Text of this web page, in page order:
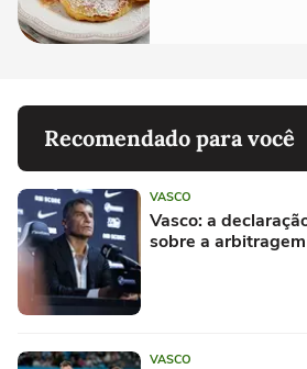
Recomendado para você
VASCO
Vasco: a
sobre a
VASCO